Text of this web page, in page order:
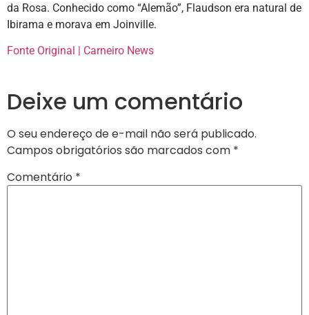
da Rosa. Conhecido como “Alemão”, Flaudson era natural de
Ibirama e morava em Joinville.
Fonte Original | Carneiro News
Deixe um comentário
O seu endereço de e-mail não será publicado.
Campos obrigatórios são marcados com *
Comentário *